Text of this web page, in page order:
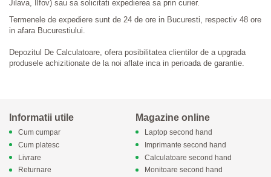
Jilava, Ilfov) sau sa solicitati expedierea sa prin curier.
Termenele de expediere sunt de 24 de ore in Bucuresti, respectiv 48 ore
in afara Bucurestiului.
Depozitul De Calculatoare, ofera posibilitatea clientilor de a upgrada
produsele achizitionate de la noi aflate inca in perioada de garantie.
Informatii utile
Cum cumpar
Cum platesc
Livrare
Returnare
Magazine online
Laptop second hand
Imprimante second hand
Calculatoare second hand
Monitoare second hand